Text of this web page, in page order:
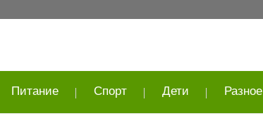
Питание Спорт Дети Разное